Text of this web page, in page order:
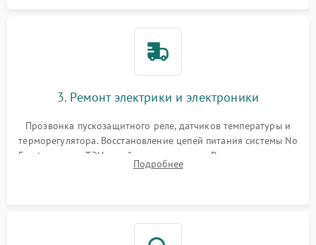
3. Ремонт электрики и электроники
Прозвонка пускозащитного реле, датчиков температуры и
терморегулятора. Восстановление цепей питания системы No
Frost, включая ТЭН оттайки и вентилятор. Ремонт или замена
платы управления при сбоях алгоритмов.
Подробнее